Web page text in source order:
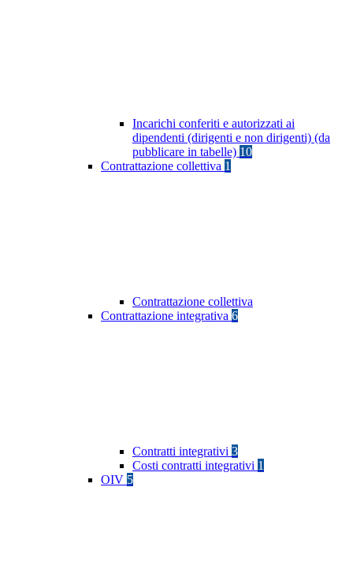
Incarichi conferiti e autorizzati ai
dipendenti (dirigenti e non dirigenti) (da
pubblicare in tabelle) 10
Contrattazione collettiva 1
Contrattazione collettiva
Contrattazione integrativa 6
Contratti integrativi 3
Costi contratti integrativi 1
OIV 5